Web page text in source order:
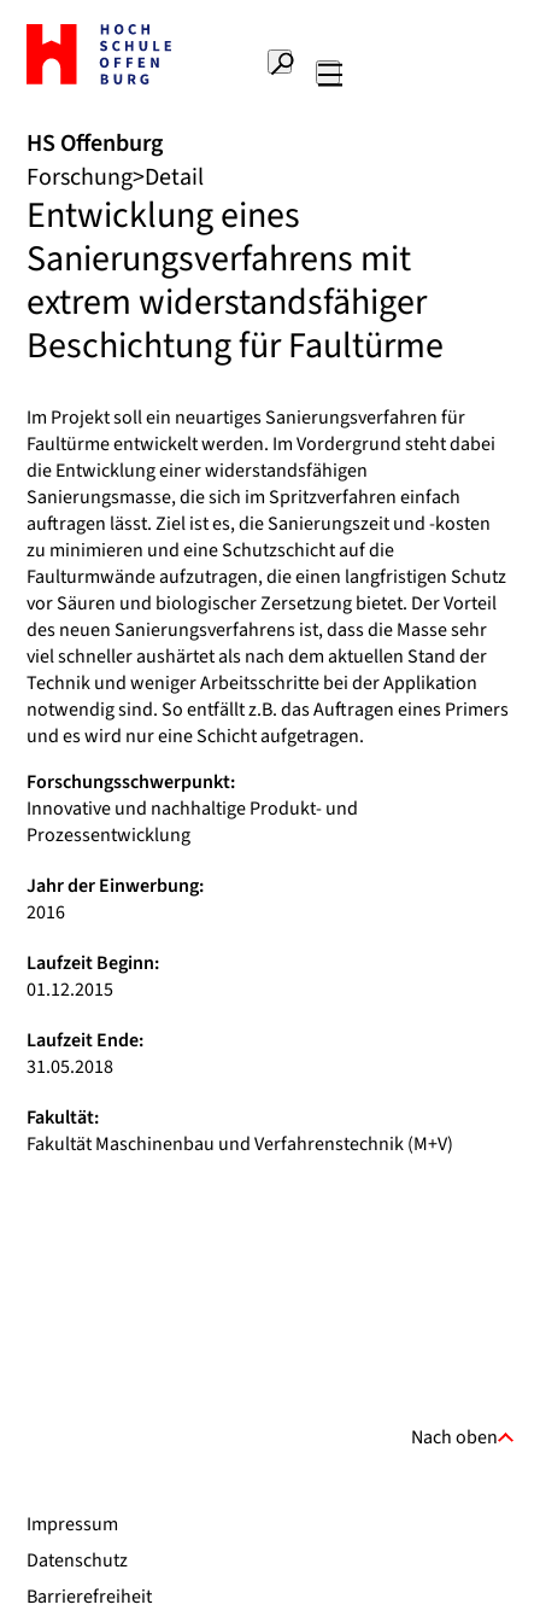
Zur
Startseite
Hochschule
Suche
HS Offenburg
Forschung Detail
Entwicklung eines
Sanierungsverfahrens mit
extrem widerstandsfähiger
Beschichtung für Faultürme
Im Projekt soll ein neuartiges Sanierungsverfahren für
Faultürme entwickelt werden. Im Vordergrund steht dabei
die Entwicklung einer widerstandsfähigen
Sanierungsmasse, die sich im Spritzverfahren einfach
auftragen lässt. Ziel ist es, die Sanierungszeit und -kosten
zu minimieren und eine Schutzschicht auf die
Faulturmwände aufzutragen, die einen langfristigen Schutz
vor Säuren und biologischer Zersetzung bietet. Der Vorteil
des neuen Sanierungsverfahrens ist, dass die Masse sehr
viel schneller aushärtet als nach dem aktuellen Stand der
Technik und weniger Arbeitsschritte bei der Applikation
notwendig sind. So entfällt z.B. das Auftragen eines Primers
und es wird nur eine Schicht aufgetragen.
Forschungsschwerpunkt:
Innovative und nachhaltige Produkt- und
Prozessentwicklung
Jahr der Einwerbung:
2016
Laufzeit Beginn:
01.12.2015
Laufzeit Ende:
31.05.2018
Fakultät:
Fakultät Maschinenbau und Verfahrenstechnik (M+V)
Nach oben
Impressum
Datenschutz
Barrierefreiheit